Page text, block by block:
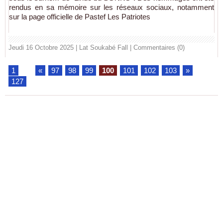
rendus en sa mémoire sur les réseaux sociaux, notamment
sur la page officielle de Pastef Les Patriotes
Jeudi 16 Octobre 2025 | Lat Soukabé Fall Commentaires (0)
1 « 97 98 99 100 101 102 103 »
127